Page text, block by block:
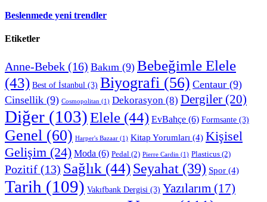
Beslenmede yeni trendler
Etiketler
Anne-Bebek (16) Bakım (9) Bebeğimle Elele
(43) Best of İstanbul (3) Biyografi (56) Centaur (9)
Cinsellik (9) Cosmopolitan (1) Dekorasyon (8) Dergiler (20)
Diğer (103)Elele (44) EvBahçe (6) Formsante (3)
Genel (60) Harper's Bazaar (1) Kitap Yorumları (4) Kişisel
Gelişim (24) Moda (6) Pedal (2) Pierre Cardin (1) Plasticus (2)
Pozitif (13) Sağlık (44)Seyahat (39) Spor (4)
Tarih (109) Vakıfbank Dergisi (3) Yazılarım (17)